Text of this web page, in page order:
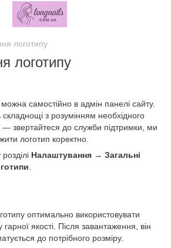
логотипу
логотипу
самостійно в адмін панелі сайту.
з розумінням необхідного
звертайтеся до служби підтримки, ми
логотип коректно.
Налаштування → Загальні
оптимально використовувати
якості. Після завантаження, він
до потрібного розміру.